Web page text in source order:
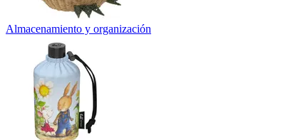
Almacenamiento y organización